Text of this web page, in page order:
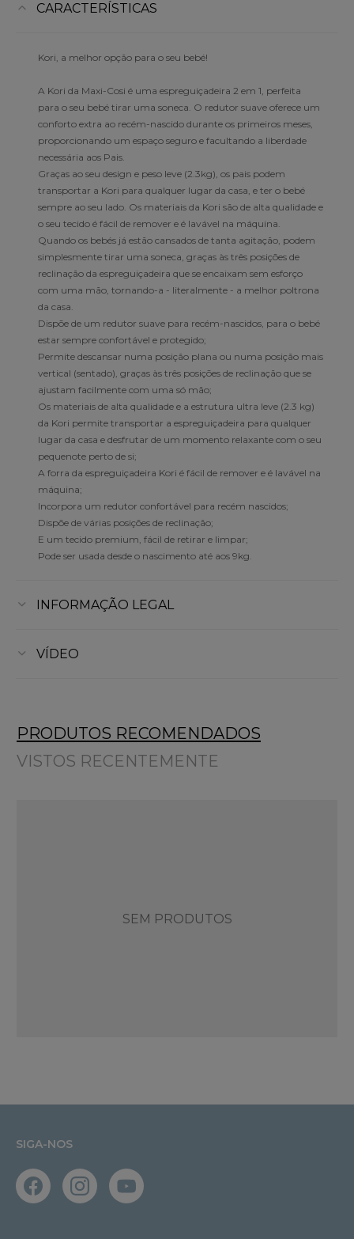
CARACTERÍSTICAS
Kori, a melhor opção para o seu bebé!
A Kori da Maxi-Cosi é uma espreguiçadeira 2 em 1, perfeita
para o seu bebé tirar uma soneca. O redutor suave oferece um
conforto extra ao recém-nascido durante os primeiros meses,
proporcionando um espaço seguro e facultando a liberdade
necessária aos Pais.
Graças ao seu design e peso leve (2.3kg), os pais podem
transportar a Kori para qualquer lugar da casa, e ter o bebé
sempre ao seu lado. Os materiais da Kori são de alta qualidade e
o seu tecido é fácil de remover e é lavável na máquina.
Quando os bebés já estão cansados de tanta agitação, podem
simplesmente tirar uma soneca, graças às três posições de
reclinação da espreguiçadeira que se encaixam sem esforço
com uma mão, tornando-a - literalmente - a melhor poltrona
da casa.
Dispõe de um redutor suave para recém-nascidos, para o bebé
estar sempre confortável e protegido;
Permite descansar numa posição plana ou numa posição mais
vertical (sentado), graças às três posições de reclinação que se
ajustam facilmente com uma só mão;
Os materiais de alta qualidade e a estrutura ultra leve (2.3 kg)
da Kori permite transportar a espreguiçadeira para qualquer
lugar da casa e desfrutar de um momento relaxante com o seu
pequenote perto de si;
A forra da espreguiçadeira Kori é fácil de remover e é lavável na
máquina;
Incorpora um redutor confortável para recém nascidos;
Dispõe de várias posições de reclinação;
E um tecido premium, fácil de retirar e limpar;
Pode ser usada desde o nascimento até aos 9kg.
INFORMAÇÃO LEGAL
VÍDEO
PRODUTOS RECOMENDADOS
VISTOS RECENTEMENTE
SEM PRODUTOS
SIGA-NOS